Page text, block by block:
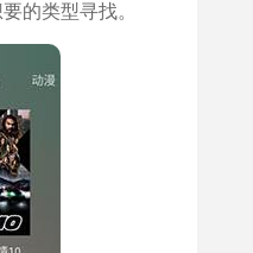
的类型寻找。